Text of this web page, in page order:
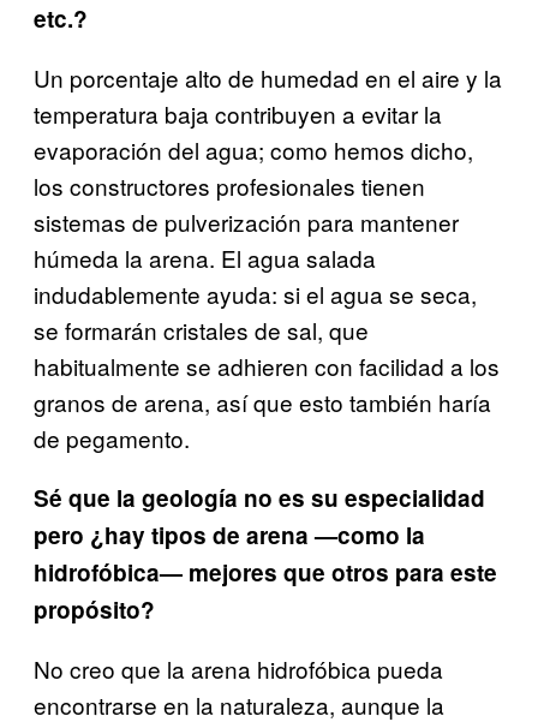
etc.?
Un porcentaje alto de humedad en el aire y la
temperatura baja contribuyen a evitar la
evaporación del agua; como hemos dicho,
los constructores profesionales tienen
sistemas de pulverización para mantener
húmeda la arena. El agua salada
indudablemente ayuda: si el agua se seca,
se formarán cristales de sal, que
habitualmente se adhieren con facilidad a los
granos de arena, así que esto también haría
de pegamento.
Sé que la geología no es su especialidad
pero ¿hay tipos de arena —como la
hidrofóbica— mejores que otros para este
propósito?
No creo que la arena hidrofóbica pueda
encontrarse en la naturaleza, aunque la